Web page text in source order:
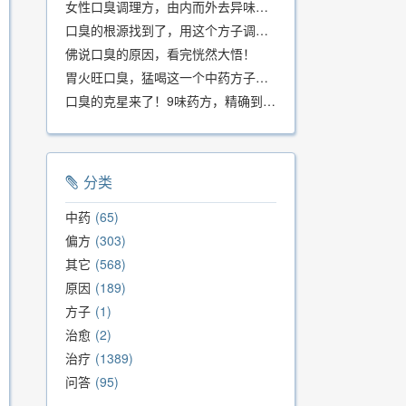
女性口臭调理方，由内而外去异味，女性体质专用！
口臭的根源找到了，用这个方子调理，21天口吐芬芳！
佛说口臭的原因，看完恍然大悟！
胃火旺口臭，猛喝这一个中药方子就好了！
口臭的克星来了！9味药方，精确到克、药食同源、安全有效，速看！
分类
中药 65
偏方 303
其它 568
原因 189
方子 1
治愈 2
治疗 1389
问答 95